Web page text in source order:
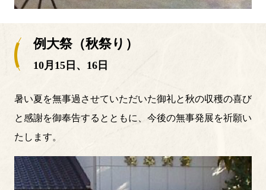
例大祭（秋祭り）
10月15日、16日
暑い夏を無事過させていただいた御礼と秋の収穫の喜び
と感謝を御奉告するとともに、今後の無事発展を祈願い
たします。